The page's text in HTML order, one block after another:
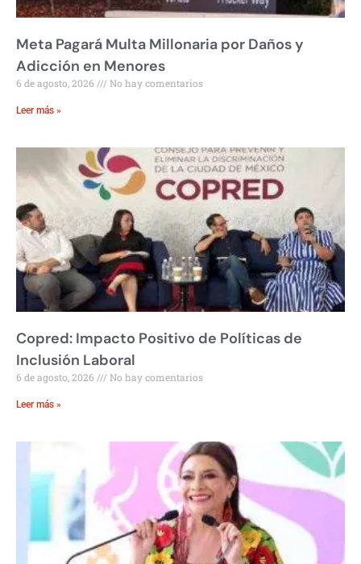
Meta Pagará Multa Millonaria por Daños y
Adicción en Menores
6 de agosto, 2026 No hay comentarios
Leer más »
Copred: Impacto Positivo de Políticas de
Inclusión Laboral
6 de agosto, 2026 No hay comentarios
Leer más »